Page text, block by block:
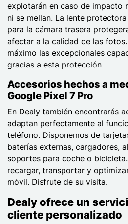
explotarán en caso de impacto
ni se mellan. La lente
para la cámara trasera
afectar a la calidad de las
máximo las excepcionales
gracias a esta protección.
Accesorios hechos a
Google Pixel 7 Pro
En Dealy también encontrarás
adaptan perfectamente al
teléfono. Disponemos de
baterías externas, cargadores,
soportes para coche o
recargar, transportar y
móvil. Disfrute de su visita.
Dealy ofrece un
cliente personalizado